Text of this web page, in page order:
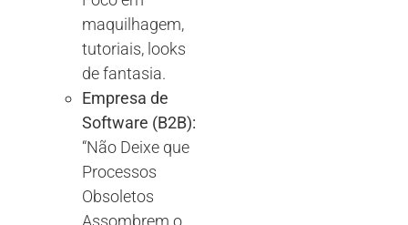
maquilhagem,
tutoriais, looks
de fantasia.
Empresa de
Software (B2B):
“Não Deixe que
Processos
Obsoletos
Assombrem o